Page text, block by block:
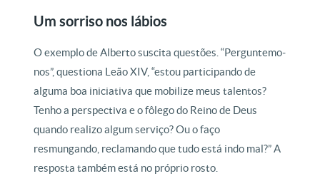
Um sorriso nos lábios
O exemplo de Alberto suscita questões. “Perguntemo-
nos”, questiona Leão XIV, “estou participando de
alguma boa iniciativa que mobilize meus talentos?
Tenho a perspectiva e o fôlego do Reino de Deus
quando realizo algum serviço? Ou o faço
resmungando, reclamando que tudo está indo mal?” A
resposta também está no próprio rosto.